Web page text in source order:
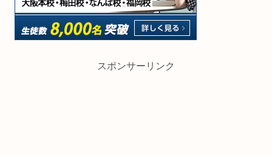
スポンサーリンク